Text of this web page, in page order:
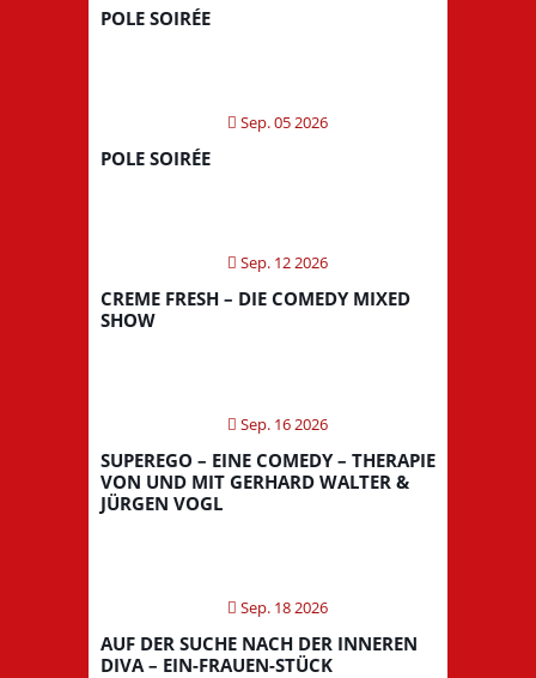
POLE SOIRÉE
Sep. 05 2026
POLE SOIRÉE
Sep. 12 2026
CREME FRESH – DIE COMEDY MIXED
SHOW
Sep. 16 2026
SUPEREGO – EINE COMEDY – THERAPIE
VON UND MIT GERHARD WALTER &
JÜRGEN VOGL
Sep. 18 2026
AUF DER SUCHE NACH DER INNEREN
DIVA – EIN-FRAUEN-STÜCK